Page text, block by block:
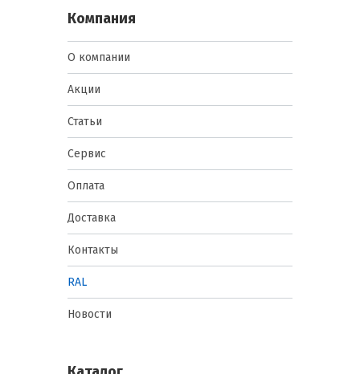
Компания
О компании
Акции
Статьи
Сервис
Оплата
Доставка
Контакты
RAL
Новости